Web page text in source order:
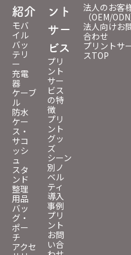
紹介
モバ
イル
バッ
テリ
ー
充電
器
ケーブ
ル
防水
ケー
ス・
サコ
ッシ
ュ
スタ
ンド
整理
用品
バッ
グ・
ポー
チ
アクセ
ント
サー
ビス
プリ
ント
サー
ビス
の特
徴
プリ
ント
グッ
ズ
シーン
別ノ
ベル
ティ
導入
事例
プリ
ント
お問
い合
法人のお客
（OEM/ODN
法人向けお
合わせ
プリントサ
スTOP